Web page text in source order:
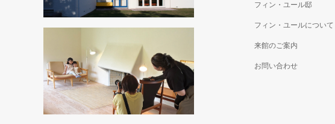
フィン・ユール邸
フィン・ユールについて
来館のご案内
お問い合わせ